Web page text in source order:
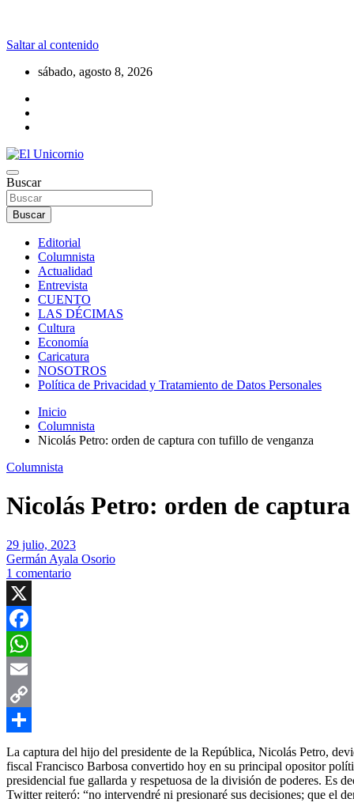
Saltar al contenido
sábado, agosto 8, 2026
El Unicornio
La realidad supera la fantasía
Buscar
Buscar
Editorial
Columnista
Actualidad
Entrevista
CUENTO
LAS DÉCIMAS
Cultura
Economía
Caricatura
NOSOTROS
Política de Privacidad y Tratamiento de Datos Personales
Inicio
Columnista
Nicolás Petro: orden de captura con tufillo de venganza
Columnista
Nicolás Petro: orden de
29 julio, 2023
Germán Ayala Osorio
1 comentario
X
Facebook
WhatsApp
Email
Copy
Link
Compartir
La captura del hijo del presidente de la República, Nicolás Petro,
fiscal Francisco Barbosa convertido hoy en su principal opositor
presidencial fue gallarda y respetuosa de la división de poderes. Es
Twitter reiteró: “no intervendré ni presionaré sus decisiones; que el